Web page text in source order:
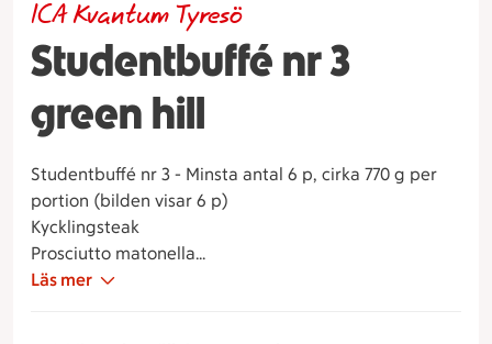
Studentbuffé nr 3
green hill
ICA Kvantum Tyresö
Studentbuffé nr 3 - Minsta antal 6 p, cirka 770 g per
portion (bilden visar 6 p)
Kycklingsteak
Prosciutto matonella
Kallrökt lax
Läs mer